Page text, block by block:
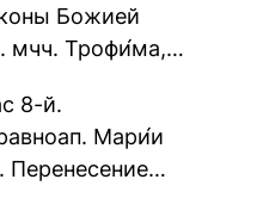
Божией
мчч. Трофи́ма,
прав.
8-й.
Мари́и
Перенесение